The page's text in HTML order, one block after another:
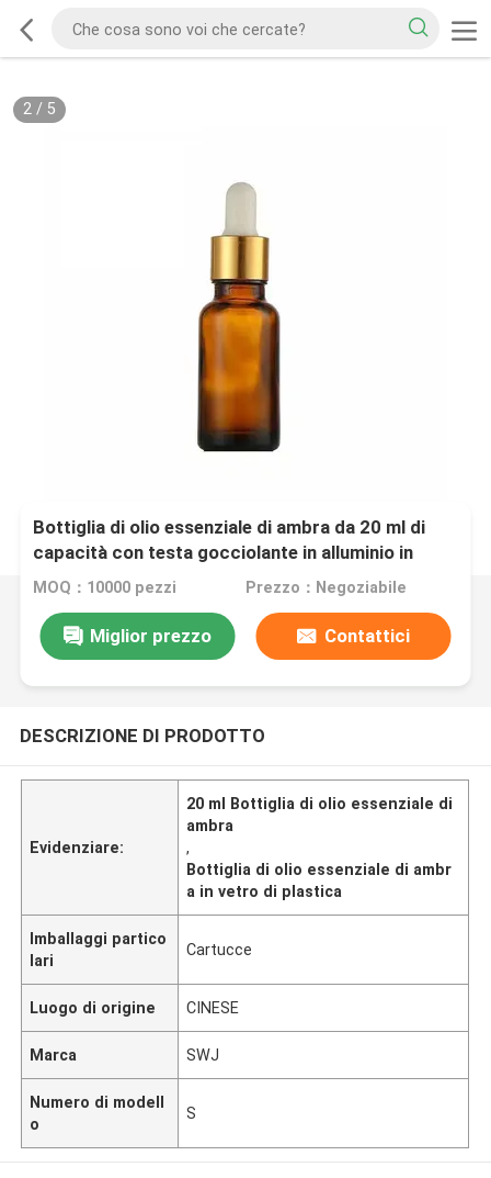
2/ 5
Bottiglia di olio essenziale di ambra da 20 ml di
capacità con testa gocciolante in alluminio in
vetro di plastica
MOQ：10000 pezzi Prezzo：Negoziabile
Miglior prezzo Contattici
DESCRIZIONE DI PRODOTTO
Evidenziare:
20 ml Bottiglia di olio essenziale di
ambra
,
Bottiglia di olio essenziale di ambr
a in vetro di plastica
Imballaggi partico
lari
Cartucce
Luogo di origine CINESE
Marca SWJ
Numero di modell
o
S